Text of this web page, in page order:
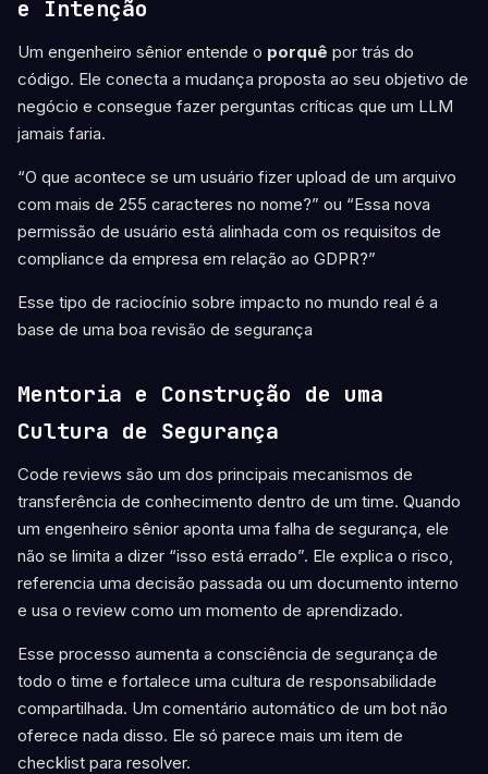
e Intenção
Um engenheiro sênior entende o porquê por trás do
código. Ele conecta a mudança proposta ao seu objetivo de
negócio e consegue fazer perguntas críticas que um LLM
jamais faria.
“O que acontece se um usuário fizer upload de um arquivo
com mais de 255 caracteres no nome?” ou “Essa nova
permissão de usuário está alinhada com os requisitos de
compliance da empresa em relação ao GDPR?”
Esse tipo de raciocínio sobre impacto no mundo real é a
base de uma boa revisão de segurança
Mentoria e Construção de uma
Cultura de Segurança
Code reviews são um dos principais mecanismos de
transferência de conhecimento dentro de um time. Quando
um engenheiro sênior aponta uma falha de segurança, ele
não se limita a dizer “isso está errado”. Ele explica o risco,
referencia uma decisão passada ou um documento interno
e usa o review como um momento de aprendizado.
Esse processo aumenta a consciência de segurança de
todo o time e fortalece uma cultura de responsabilidade
compartilhada. Um comentário automático de um bot não
oferece nada disso. Ele só parece mais um item de
checklist para resolver.